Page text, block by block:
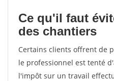
Ce qu'il faut
des chantiers
Certains clients offrent de
le professionnel est tenté
l'impôt sur un travail